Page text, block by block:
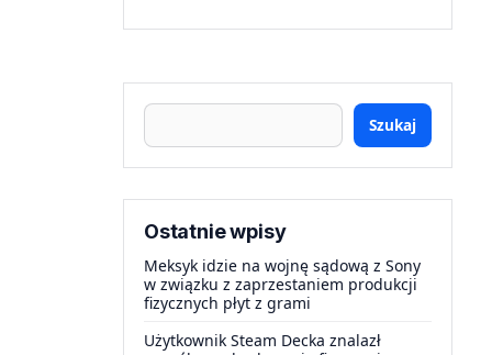
Szukaj
Ostatnie wpisy
Meksyk idzie na wojnę sądową z Sony
w związku z zaprzestaniem produkcji
fizycznych płyt z grami
Użytkownik Steam Decka znalazł